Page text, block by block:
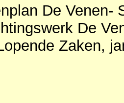
De Venen-
De
Zaken,